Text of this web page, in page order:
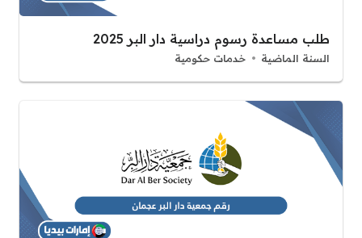
طلب مساعدة رسوم دراسية دار البر 2025
السنة الماضية خدمات حكومية